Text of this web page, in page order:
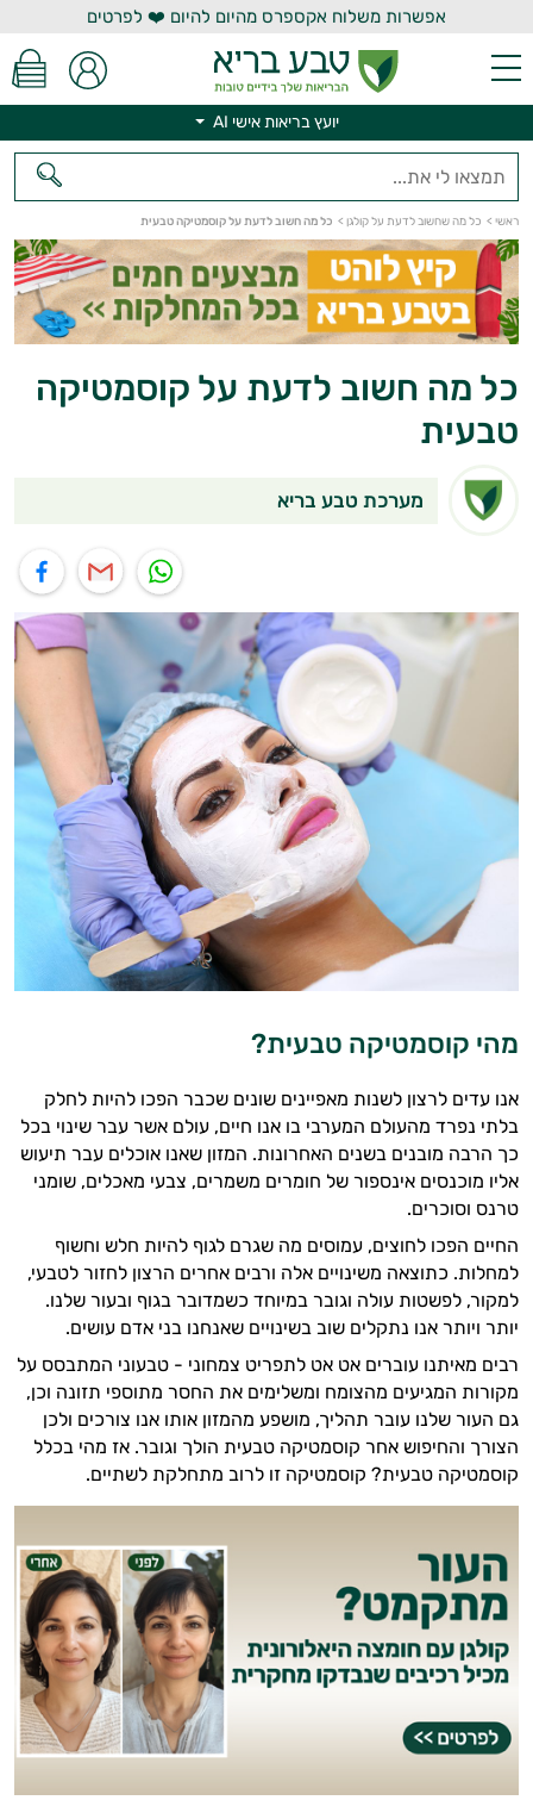
אפשרות משלוח אקספרס מהיום להיום ❤️ לפרטים
יועץ בריאות אישי AI
ראשי > כל מה שחשוב לדעת על קולגן > כל מה חשוב לדעת על קוסמטיקה טבעית
כל מה חשוב לדעת על קוסמטיקה
טבעית
מערכת טבע בריא
מהי קוסמטיקה טבעית?
אנו עדים לרצון לשנות מאפיינים שונים שכבר הפכו להיות לחלק
בלתי נפרד מהעולם המערבי בו אנו חיים, עולם אשר עבר שינוי בכל
כך הרבה מובנים בשנים האחרונות. המזון שאנו אוכלים עבר תיעוש
אליו מוכנסים אינספור של חומרים משמרים, צבעי מאכלים, שומני
טרנס וסוכרים.
החיים הפכו לחוצים, עמוסים מה שגרם לגוף להיות חלש וחשוף
למחלות. כתוצאה משינויים אלה ורבים אחרים הרצון לחזור לטבעי,
למקור, לפשטות עולה וגובר במיוחד כשמדובר בגוף ובעור שלנו.
יותר ויותר אנו נתקלים שוב בשינויים שאנחנו בני אדם עושים.
רבים מאיתנו עוברים אט אט לתפריט צמחוני - טבעוני המתבסס על
מקורות המגיעים מהצומח ומשלימים את החסר מתוספי תזונה וכן,
גם העור שלנו עובר תהליך, מושפע מהמזון אותו אנו צורכים ולכן
הצורך והחיפוש אחר קוסמטיקה טבעית הולך וגובר. אז מהי בכלל
קוסמטיקה טבעית? קוסמטיקה זו לרוב מתחלקת לשתיים.
יועץ בריאות אישי AI